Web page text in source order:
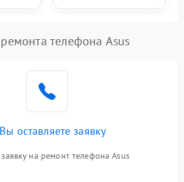
телефона Asus
оставляете заявку
заявку на ремонт телефона Asus